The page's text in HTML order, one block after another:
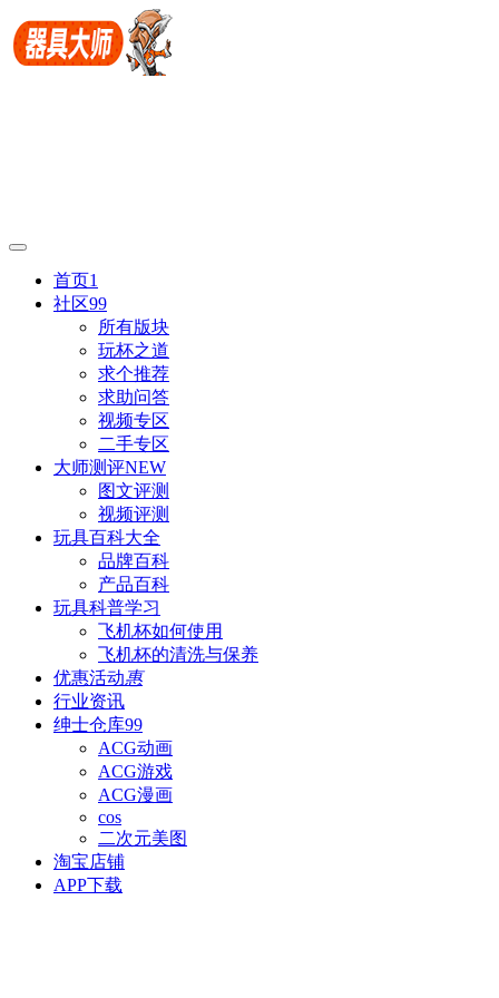
首页1
社区99
所有版块
玩杯之道
求个推荐
求助问答
视频专区
二手专区
大师测评NEW
图文评测
视频评测
玩具百科大全
品牌百科
产品百科
玩具科普学习
飞机杯如何使用
飞机杯的清洗与保养
优惠活动惠
行业资讯
绅士仓库99
ACG动画
ACG游戏
ACG漫画
cos
二次元美图
淘宝店铺
APP下载